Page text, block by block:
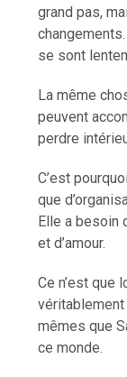
grand pas,
se sont
La même
peuvent
perdre
C’est
que
Elle a besoin
et d’amour.
Ce n’est que
mêmes que
ce monde.